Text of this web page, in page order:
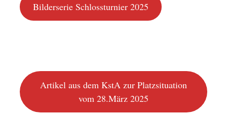
Bilderserie Schlossturnier 2025
Artikel aus dem KstA zur Platzsituation
vom 28.März 2025